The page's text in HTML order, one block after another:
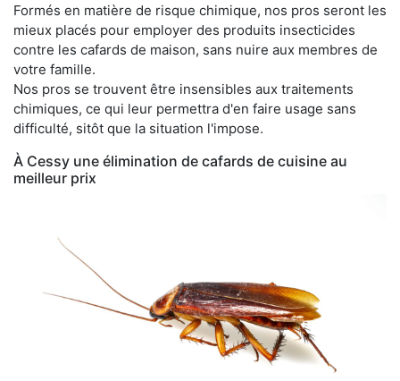
Formés en matière de risque chimique, nos pros seront les
mieux placés pour employer des produits insecticides
contre les cafards de maison, sans nuire aux membres de
votre famille.
Nos pros se trouvent être insensibles aux traitements
chimiques, ce qui leur permettra d'en faire usage sans
difficulté, sitôt que la situation l'impose.
À Cessy une élimination de cafards de cuisine au
meilleur prix